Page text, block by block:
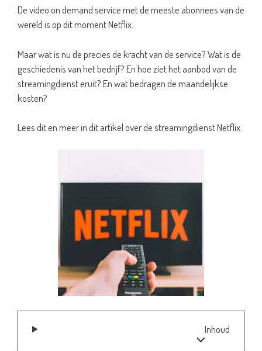
De video on demand service met de meeste abonnees van de
wereld is op dit moment Netflix.
Maar wat is nu de precies de kracht van de service? Wat is de
geschiedenis van het bedrijf? En hoe ziet het aanbod van de
streamingdienst eruit? En wat bedragen de maandelijkse
kosten?
Lees dit en meer in dit artikel over de streamingdienst Netflix.
Inhoud